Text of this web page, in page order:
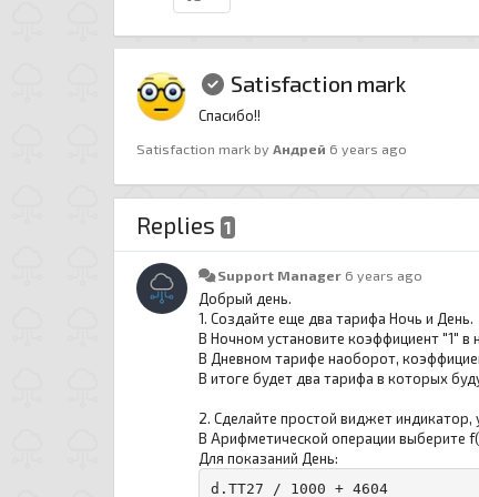
Satisfaction mark
Спасибо!!
Satisfaction mark by Андрей 6 years ago
Replies 1
Support Manager 6 years ago
Добрый день.
1. Создайте еще два тарифа Ночь и День.
В Ночном установите коэффициент "1" в
В Дневном тарифе наоборот,
В итоге будет два тарифа в которых
2. Сделайте простой виджет индикатор,
В Арифметической операции выберите
Для показаний День:
d.TT27 / 1000 + 4604